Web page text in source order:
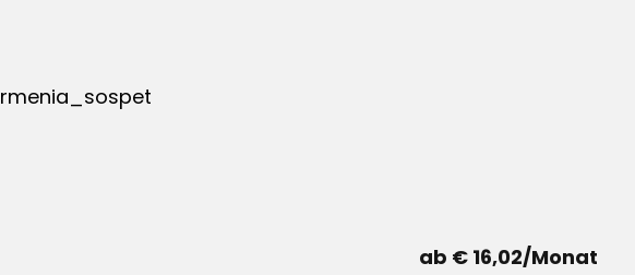
ab € 16,02/Monat